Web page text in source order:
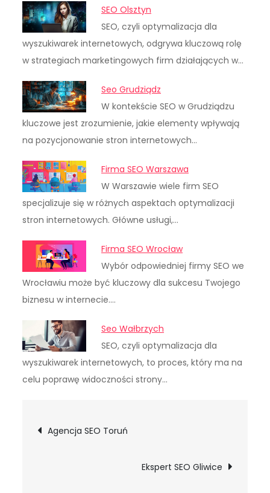
SEO Olsztyn
SEO, czyli optymalizacja dla
wyszukiwarek internetowych, odgrywa kluczową rolę
w strategiach marketingowych firm działających w…
Seo Grudziądz
W kontekście SEO w Grudziądzu
kluczowe jest zrozumienie, jakie elementy wpływają
na pozycjonowanie stron internetowych…
Firma SEO Warszawa
W Warszawie wiele firm SEO
specjalizuje się w różnych aspektach optymalizacji
stron internetowych. Główne usługi,…
Firma SEO Wrocław
Wybór odpowiedniej firmy SEO we
Wrocławiu może być kluczowy dla sukcesu Twojego
biznesu w internecie.…
Seo Wałbrzych
SEO, czyli optymalizacja dla
wyszukiwarek internetowych, to proces, który ma na
celu poprawę widoczności strony…
Nawigacja
Agencja SEO Toruń
Ekspert SEO Gliwice